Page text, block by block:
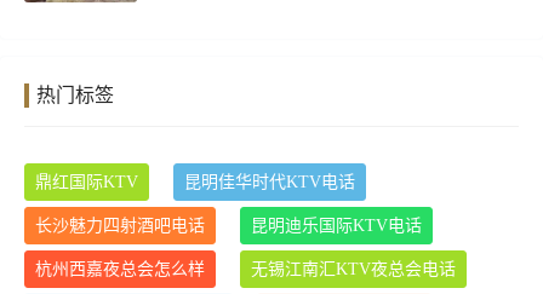
热门标签
鼎红国际KTV 昆明佳华时代KTV电话
长沙魅力四射酒吧电话 昆明迪乐国际KTV电话
杭州西嘉夜总会怎么样 无锡江南汇KTV夜总会电话